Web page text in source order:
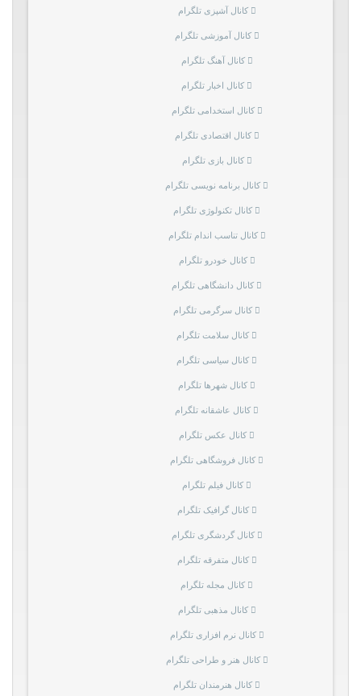
کانال آشپزی تلگرام
کانال آموزشی تلگرام
کانال آهنگ تلگرام
کانال اخبار تلگرام
کانال استخدامی تلگرام
کانال اقتصادی تلگرام
کانال بازی تلگرام
کانال برنامه نویسی تلگرام
کانال تکنولوژی تلگرام
کانال تناسب اندام تلگرام
کانال خودرو تلگرام
کانال دانشگاهی تلگرام
کانال سرگرمی تلگرام
کانال سلامت تلگرام
کانال سیاسی تلگرام
کانال شهرها تلگرام
کانال عاشقانه تلگرام
کانال عکس تلگرام
کانال فروشگاهی تلگرام
کانال فیلم تلگرام
کانال گرافیک تلگرام
کانال گردشگری تلگرام
کانال متفرقه تلگرام
کانال مجله تلگرام
کانال مذهبی تلگرام
کانال نرم افزاری تلگرام
کانال هنر و طراحی تلگرام
کانال هنرمندان تلگرام